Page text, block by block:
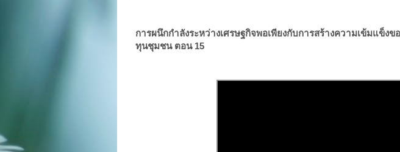
การผนึกกำลังระหว่างเศรษฐกิจพอเพียงกับการสร้างความเข้มแข็ง
ทุนชุมชน ตอน 15